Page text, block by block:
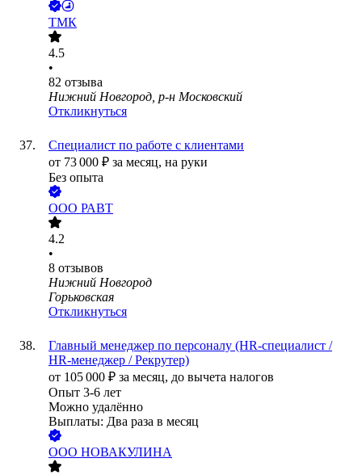
ТМК
4.5
•
82 отзыва
Нижний Новгород, р-н Московский
Откликнуться
Специалист по работе с клиентами
от 73 000 ₽ за месяц, на руки
Без опыта
ООО РАВТ
4.2
•
8 отзывов
Нижний Новгород
Горьковская
Откликнуться
Главный менеджер по персоналу (HR-специалист /
HR-менеджер / Рекрутер)
от 105 000 ₽ за месяц, до вычета налогов
Опыт 3-6 лет
Можно удалённо
Выплаты: Два раза в месяц
ООО НОВАКУЛИНА